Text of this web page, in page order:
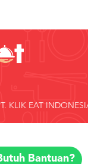
KLIK EAT
Bantuan?